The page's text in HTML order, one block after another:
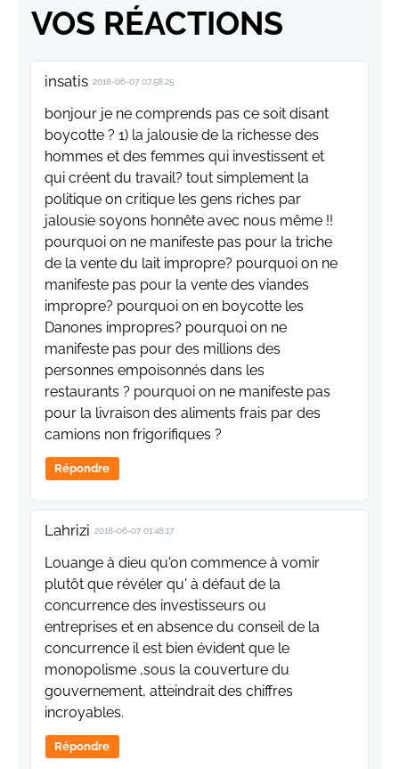
VOS RÉACTIONS
insatis 2018-06-07 07:58:25
bonjour je ne comprends pas ce soit disant
boycotte ? 1) la jalousie de la richesse des
hommes et des femmes qui investissent et
qui créent du travail? tout simplement la
politique on critique les gens riches par
jalousie soyons honnête avec nous même !!
pourquoi on ne manifeste pas pour la triche
de la vente du lait impropre? pourquoi on ne
manifeste pas pour la vente des viandes
impropre? pourquoi on en boycotte les
Danones impropres? pourquoi on ne
manifeste pas pour des millions des
personnes empoisonnés dans les
restaurants ? pourquoi on ne manifeste pas
pour la livraison des aliments frais par des
camions non frigorifiques ?
Répondre
Lahrizi 2018-06-07 01:48:17
Louange à dieu qu'on commence à vomir
plutôt que révéler qu' à défaut de la
concurrence des investisseurs ou
entreprises et en absence du conseil de la
concurrence il est bien évident que le
monopolisme ,sous la couverture du
gouvernement, atteindrait des chiffres
incroyables.
Répondre